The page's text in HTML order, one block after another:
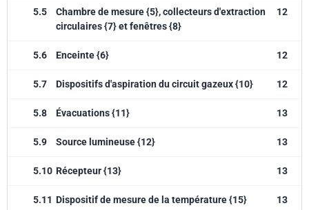
5.5
Chambre de mesure {5}, collecteurs d'extraction
circulaires {7} et fenêtres {8}
12
5.6 Enceinte {6} 12
5.7 Dispositifs d'aspiration du circuit gazeux {10} 12
5.8 Évacuations {11} 13
5.9 Source lumineuse {12} 13
5.10 Récepteur {13} 13
5.11 Dispositif de mesure de la température {15} 13